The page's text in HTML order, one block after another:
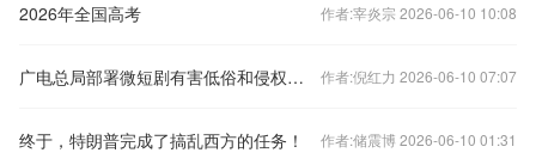
2026年全国高考 作者:宰炎宗 2026-06-10 10:08
广电总局部署微短剧有害低俗和侵权盗版专项治理 作者:倪红力 2026-06-10 07:07
终于，特朗普完成了搞乱西方的任务！ 作者:储震博 2026-06-10 01:31